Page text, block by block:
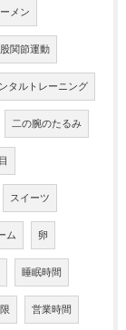
メン
股関節運動
タルトレーニング
二の腕のたるみ
スイーツ
ム 卵
睡眠時間
営業時間